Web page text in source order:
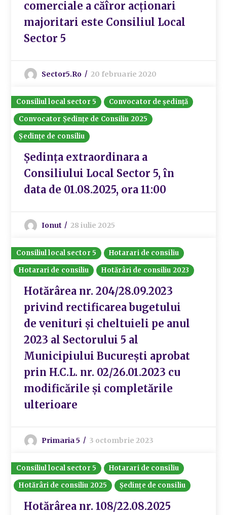
comerciale a căîror acționari
majoritari este Consiliul Local
Sector 5
Sector5.ro 20 februarie 2020
Consiliul local sector 5
Convocator de ședință
Convocator Ședințe de Consiliu 2025
Ședințe de consiliu
Ședința extraordinara a
Consiliului Local Sector 5, în
data de 01.08.2025, ora 11:00
Ionut 28 iulie 2025
Consiliul local sector 5
Hotarari de consiliu
Hotarari de consiliu
Hotărâri de consiliu 2023
Hotărârea nr. 204/28.09.2023
privind rectificarea bugetului
de venituri și cheltuieli pe anul
2023 al Sectorului 5 al
Municipiului București aprobat
prin H.C.L. nr. 02/26.01.2023 cu
modificările și completările
ulterioare
Primaria 5 3 octombrie 2023
Consiliul local sector 5
Hotarari de consiliu
Hotărâri de consiliu 2025
Ședințe de consiliu
Hotărârea nr. 108/22.08.2025